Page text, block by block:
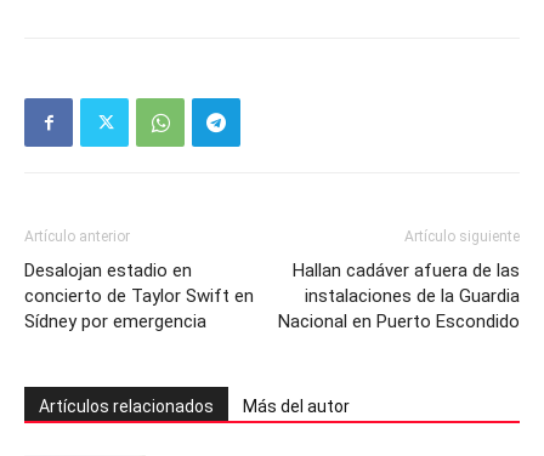
Artículo anterior
Desalojan estadio en
concierto de Taylor Swift en
Sídney por emergencia
Artículo siguiente
Hallan cadáver afuera de las
instalaciones de la Guardia
Nacional en Puerto Escondido
Artículos relacionados Más del autor